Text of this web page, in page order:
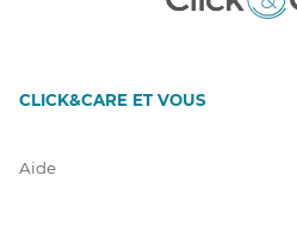
CLICK&CARE ET VOUS
Aide